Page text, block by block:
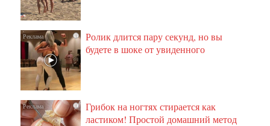
i
Ролик длится пару секунд, но вы
будете в шоке от увиденного
i
Грибок на ногтях стирается как
ластиком! Простой домашний метод